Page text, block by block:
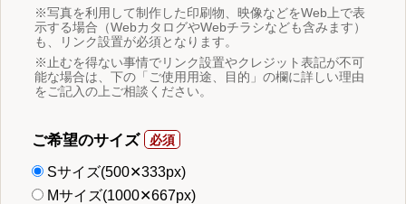
※写真を利用して制作した印刷物、映像などをWeb上で表
示する場合（WebカタログやWebチラシなども含みます）
も、リンク設置が必須となります。
※止むを得ない事情でリンク設置やクレジット表記が不可
能な場合は、下の「ご使用用途、目的」の欄に詳しい理由
をご記入の上ご相談ください。
ご希望のサイズ
Sサイズ(500✕333px)
Mサイズ(1000✕667px)